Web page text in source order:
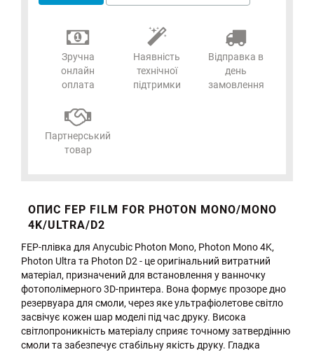
Зручна
онлайн
оплата
Наявність
технічної
підтримки
Відправка в
день
замовлення
Партнерський
товар
ОПИС FEP FILM FOR PHOTON MONO/MONO
4K/ULTRA/D2
FEP-плівка для Anycubic Photon Mono, Photon Mono 4K,
Photon Ultra та Photon D2 - це оригінальний витратний
матеріал, призначений для встановлення у ванночку
фотополімерного 3D-принтера. Вона формує прозоре дно
резервуара для смоли, через яке ультрафіолетове світло
засвічує кожен шар моделі під час друку. Висока
світлопроникність матеріалу сприяє точному затвердінню
смоли та забезпечує стабільну якість друку. Гладка